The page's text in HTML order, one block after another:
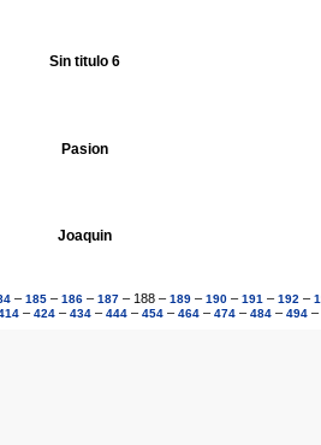
Sin titulo 6
Pasion
Joaquin
– 185– 186– 187– 188– 189– 190– 191 – 192 –
– 424 – 434 – 444 – 454 – 464 – 474 – 484 – 494 –